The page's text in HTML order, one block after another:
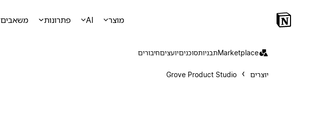
מוצר AI פתרונות משאבים
Marketplaceתבניותסוכניםיועציםחיבורים
יוצרים Grove Product Studio